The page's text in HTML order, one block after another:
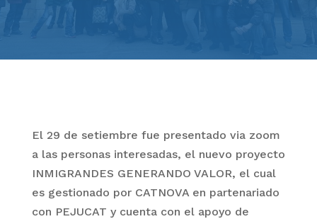
El 29 de setiembre fue presentado via zoom
a las personas interesadas, el nuevo proyecto
INMIGRANDES GENERANDO VALOR, el cual
es gestionado por CATNOVA en partenariado
con PEJUCAT y cuenta con el apoyo de